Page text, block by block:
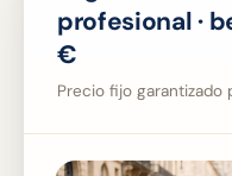
profesional ·
€
Precio fijo garantizado